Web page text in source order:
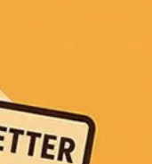
dit
groot
Ga